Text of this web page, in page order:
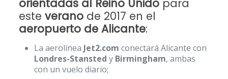
orientadas al Reino Unidopara
este veranode 2017 en el
aeropuerto de Alicante:
La aerolínea Jet2.com conectará Alicante con
Londres-Stansted y Birmingham, ambas
con un vuelo diario;